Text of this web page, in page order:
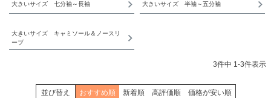
大きいサイズ 七分袖～長袖 大きいサイズ 半袖～五分袖
大きいサイズ キャミソール＆ノースリ
ーブ
3件中 1-3件表示
並び替え おすすめ順 新着順 高評価順 価格が安い順